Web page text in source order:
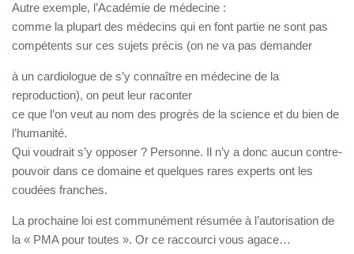
Autre exemple, l’Académie de médecine :
comme la plupart des médecins qui en font partie ne sont pas
compétents sur ces sujets précis (on ne va pas demander
à un cardiologue de s’y connaître en médecine de la
reproduction), on peut leur raconter
ce que l’on veut au nom des progrès de la science et du bien de
l’humanité.
Qui voudrait s’y opposer ? Personne. Il n’y a donc aucun contre-
pouvoir dans ce domaine et quelques rares experts ont les
coudées franches.
La prochaine loi est communément résumée à l’autorisation de
la « PMA pour toutes ». Or ce raccourci vous agace…